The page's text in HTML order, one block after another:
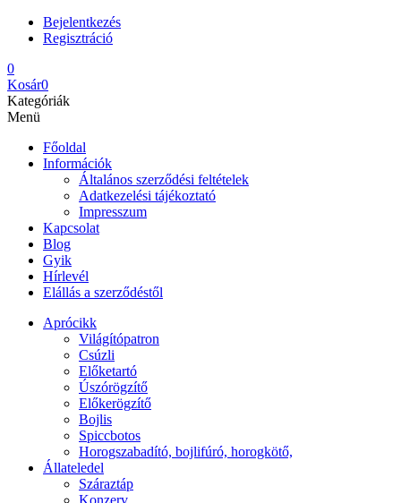
Bejelentkezés
Regisztráció
0
Kosár0
Kategóriák
Menü
Főoldal
Információk
Általános szerződési feltételek
Adatkezelési tájékoztató
Impresszum
Kapcsolat
Blog
Gyik
Hírlevél
Elállás a szerződéstől
Aprócikk
Világítópatron
Csúzli
Előketartó
Úszórögzítő
Előkerögzítő
Bojlis
Spiccbotos
Horogszabadító, bojlifúró, horogkötő,
Állateledel
Száraztáp
Konzerv